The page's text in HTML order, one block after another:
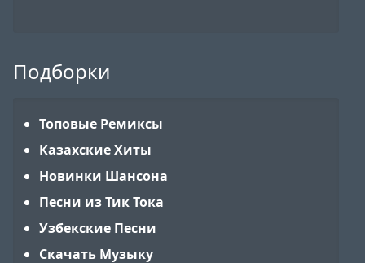
Подборки
Топовые Ремиксы
Казахские Хиты
Новинки Шансона
Песни из Тик Тока
Узбекские Песни
Скачать Музыку